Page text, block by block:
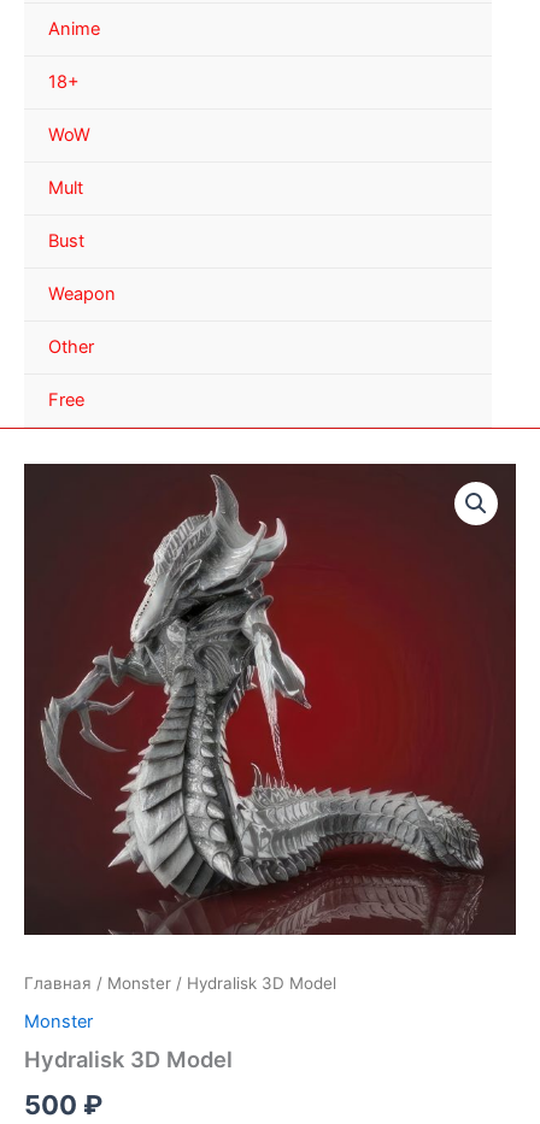
Anime
18+
WoW
Mult
Bust
Weapon
Other
Free
Главная / Monster / Hydralisk 3D Model
Monster
Hydralisk 3D Model
500 ₽